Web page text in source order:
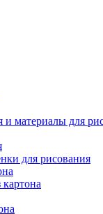
материалы для
для рисования